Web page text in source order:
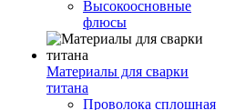
Высокоосновные
флюсы
Материалы для сварки
титана
Проволока сплошная